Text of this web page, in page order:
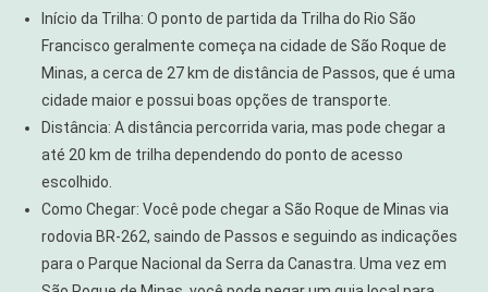
Início da Trilha: O ponto de partida da Trilha do Rio São
Francisco geralmente começa na cidade de São Roque de
Minas, a cerca de 27 km de distância de Passos, que é uma
cidade maior e possui boas opções de transporte.
Distância: A distância percorrida varia, mas pode chegar a
até 20 km de trilha dependendo do ponto de acesso
escolhido.
Como Chegar: Você pode chegar a São Roque de Minas via
rodovia BR-262, saindo de Passos e seguindo as indicações
para o Parque Nacional da Serra da Canastra. Uma vez em